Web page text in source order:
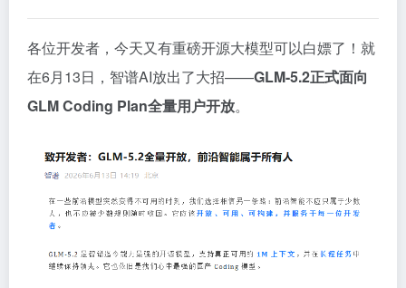
各位开发者，今天又有重磅开源大模型可以白嫖了！就
在6月13日，智谱AI放出了大招——GLM-5.2正式面向
GLM Coding Plan全量用户开放。